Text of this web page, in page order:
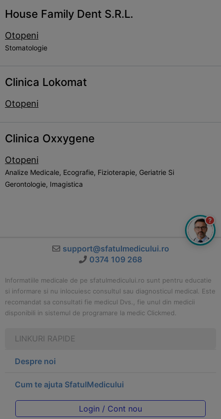
House Family Dent S.R.L.
Otopeni
Stomatologie
Clinica Lokomat
Otopeni
Clinica Oxxygene
Otopeni
Analize Medicale, Ecografie, Fizioterapie, Geriatrie Si
Gerontologie, Imagistica
support@sfatulmedicului.ro
0374 109 268
Informatiile medicale de pe sfatulmedicului.ro sunt pentru educatie
si informare si nu inlocuiesc consultul sau diagnosticul medical. Este
recomandat sa consultati fie medicul Dvs., fie unul din medicii
disponibili in sistemul de programare la medic Clickmed.
LINKURI RAPIDE
Despre noi
Cum te ajuta SfatulMedicului
Login / Cont nou
?